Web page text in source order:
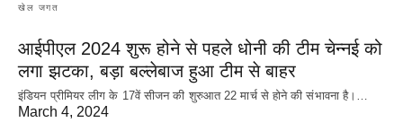
खेल जगत
आईपीएल 2024 शुरू होने से पहले धोनी की टीम चेन्नई को
लगा झटका, बड़ा बल्लेबाज हुआ टीम से बाहर
इंडियन प्रीमियर लीग के 17वें सीजन की शुरुआत 22 मार्च से होने की संभावना है।…
March 4, 2024